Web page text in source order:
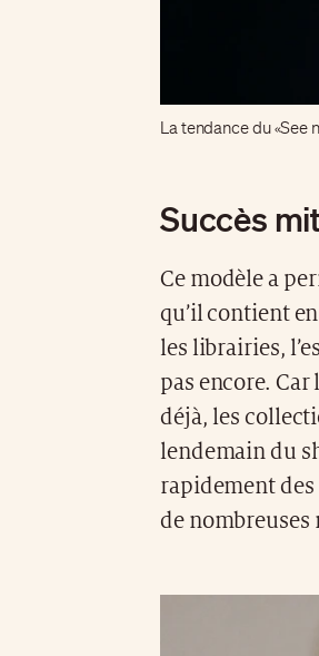
La tendance du «See
Succès
Ce modèle a
qu’il contient
les librairies,
pas encore. Car
déjà, les
lendemain du
rapidement des
de nombreuses